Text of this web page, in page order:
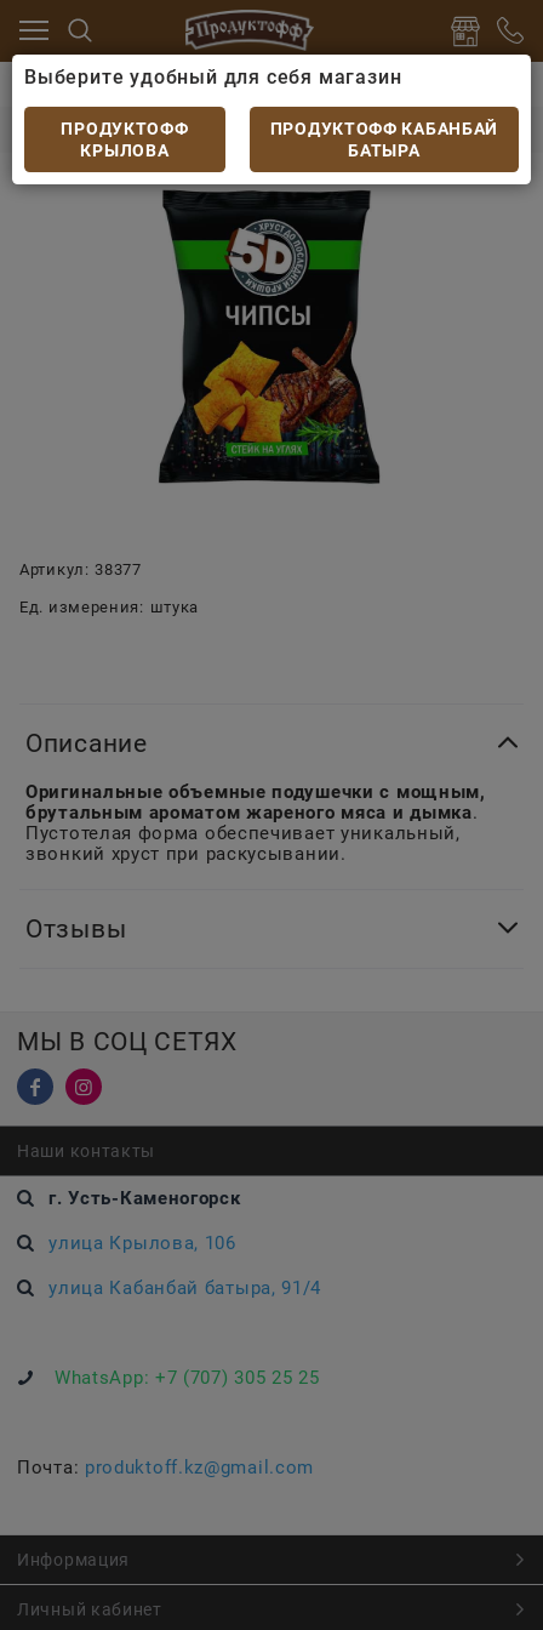
Чипсы, сухарики
Чипсы 5D стейк на углях
Чипсы 5D стейк на углях 90 гр.
Артикул: 38377
Ед. измерения: штука
Описание
Оригинальные объемные подушечки с мощным,
брутальным ароматом жареного мяса и дымка.
Пустотелая форма обеспечивает уникальный,
звонкий хруст при раскусывании.
Отзывы
МЫ В СОЦ СЕТЯХ
Наши контакты
г. Усть-Каменогорск
улица Крылова, 106
улица Кабанбай батыра, 91/4
WhatsApp: +7 (707) 305 25 25
Почта: produktoff.kz@gmail.com
Информация
Личный кабинет
Выберите удобный для себя магазин
ПРОДУКТОФФ
КРЫЛОВА
ПРОДУКТОФФ КАБАНБАЙ
БАТЫРА